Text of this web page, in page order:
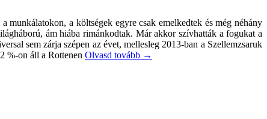
a költségek egyre csak emelkedtek és még néhány
ám hiába rimánkodtak. Már akkor szívhatták a fogukat a
sem zárja szépen az évet, mellesleg 2013-ban a Szellemzsaruk
%-on áll a Rottenen Olvasd tovább →